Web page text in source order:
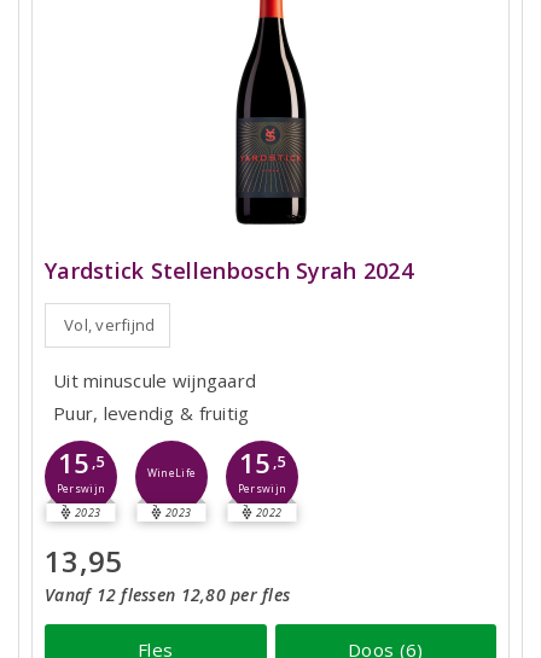
Yardstick Stellenbosch Syrah 2024
Vol, verfijnd
Uit minuscule wijngaard
Puur, levendig & fruitig
15 ,5
Perswijn
2023
WineLife
2023
15 ,5
Perswijn
2022
13,95
Vanaf 12 flessen 12,80 per fles
Fles Doos (6)